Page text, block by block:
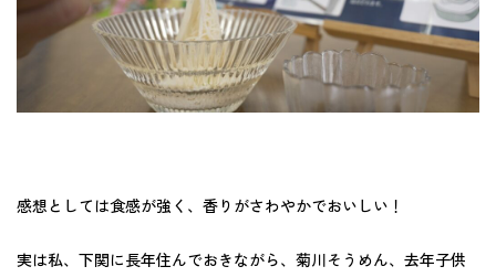
感想としては食感が強く、香りがさわやかでおいしい！
実は私、下関に長年住んでおきながら、菊川そうめん、去年子供